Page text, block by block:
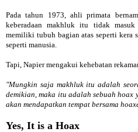
Pada tahun 1973, ahli primata
keberadaan makhluk itu tidak
memiliki tubuh bagian atas seperti kera
seperti manusia.
Tapi, Napier mengakui kehebatan
"Mungkin saja makhluk itu adalah
demikian, maka itu adalah sebuah
akan mendapatkan tempat bersama
Yes, It is a Hoax